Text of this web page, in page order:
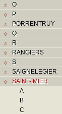
O
P
PORRENTRUY
Q
R
RANGIERS
S
SAIGNELEGIER
SAINT-IMIER
A
B
C